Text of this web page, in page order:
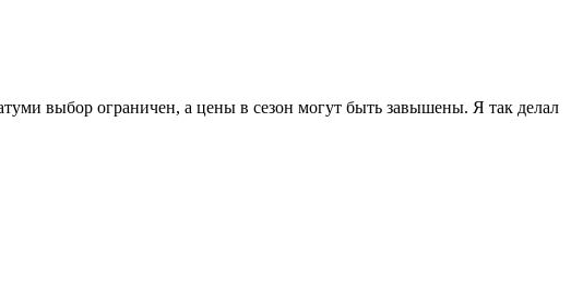
выбор ограничен, а цены в сезон могут быть завышены. Я так делал